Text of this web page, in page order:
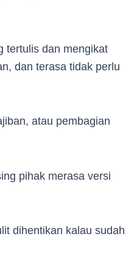
tertulis dan mengikat
dan terasa tidak perlu
atau pembagian
pihak merasa versi
dihentikan kalau sudah